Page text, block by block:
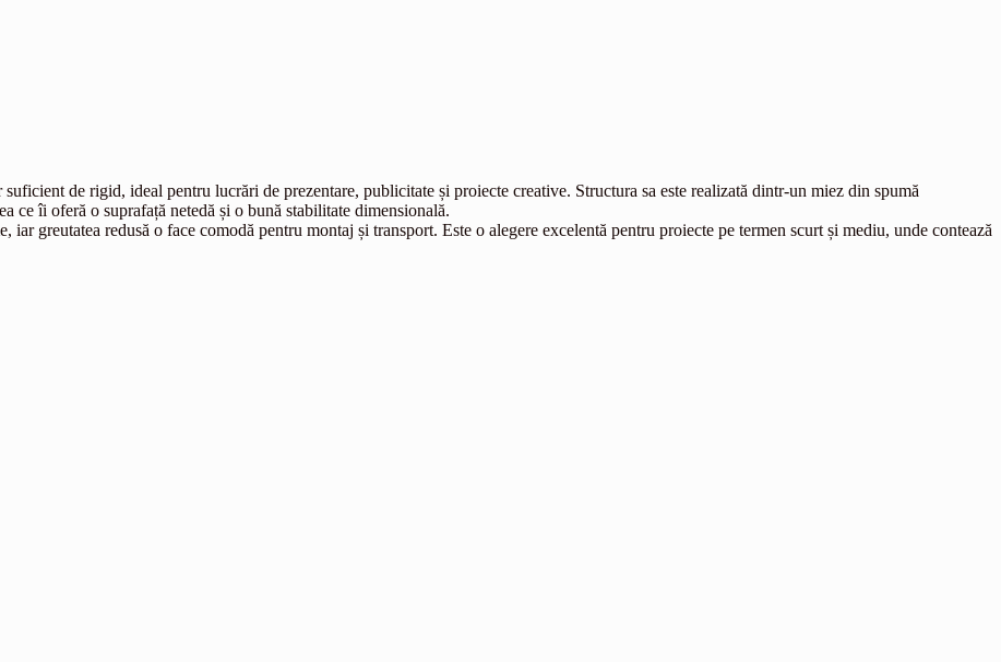
de rigid, ideal pentru lucrări de prezentare, publicitate și proiecte creative. Structura sa este realizată dintr-un miez din spumă
ce îi oferă o suprafață netedă și o bună stabilitate dimensională.
iar greutatea redusă o face comodă pentru montaj și transport. Este o alegere excelentă pentru proiecte pe termen scurt și mediu, unde contează